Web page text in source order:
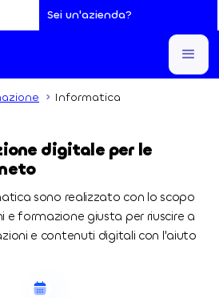
Sei un'azienda?
Informatica
digitale per le
sono realizzato con lo scopo
e formazione giusta per riuscire a
e contenuti digitali con l'aiuto